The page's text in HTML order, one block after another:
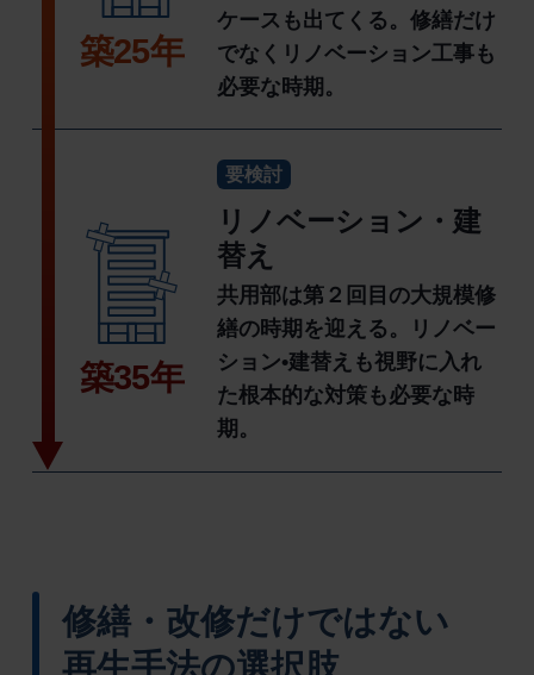
築25年
ケースも出てくる。修繕だけ
でなくリノベーション工事も
必要な時期。
築35年
要検討
リノベーション・建
替え
共用部は第２回目の大規模修
繕の時期を迎える。リノベー
ション•建替えも視野に入れ
た根本的な対策も必要な時
期。
修繕・改修だけではない
再生手法の選択肢